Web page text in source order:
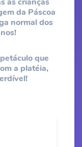
da Páscoa
normal dos
que
a platéia,